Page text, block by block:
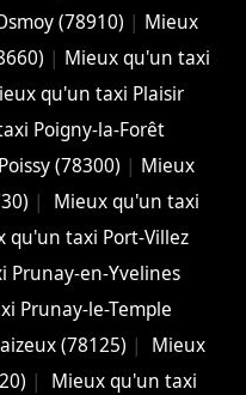
(78910) | Mieux
| Mieux qu'un taxi
qu'un taxi Plaisir
Poigny-la-Forêt
(78300) | Mieux
|
Mieux qu'un taxi
qu'un taxi Port-Villez
Prunay-en-Yvelines
Prunay-le-Temple
(78125) |
Mieux
|
Mieux qu'un taxi